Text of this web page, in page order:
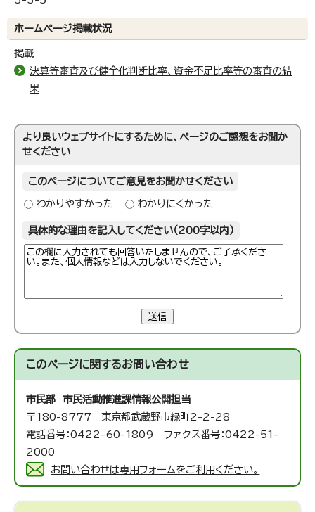
ホームページ掲載状況
掲載
決算等審査及び健全化判断比率、資金不足比率等の審査の結
果
より良いウェブサイトにするために、ページのご感想をお聞か
せください
このページについてご意見をお聞かせください
わかりやすかった わかりにくかった
具体的な理由を記入してください（200字以内）
送信
このページに関するお問い合わせ
市民部 市民活動推進課情報公開担当
〒180-8777 東京都武蔵野市緑町2-2-28
電話番号：0422-60-1809 ファクス番号：0422-51-
2000
お問い合わせは専用フォームをご利用ください。